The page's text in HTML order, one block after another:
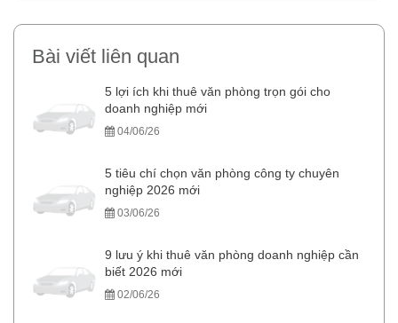
Bài viết liên quan
5 lợi ích khi thuê văn phòng trọn gói cho
doanh nghiệp mới
04/06/26
5 tiêu chí chọn văn phòng công ty chuyên
nghiệp 2026 mới
03/06/26
9 lưu ý khi thuê văn phòng doanh nghiệp cần
biết 2026 mới
02/06/26